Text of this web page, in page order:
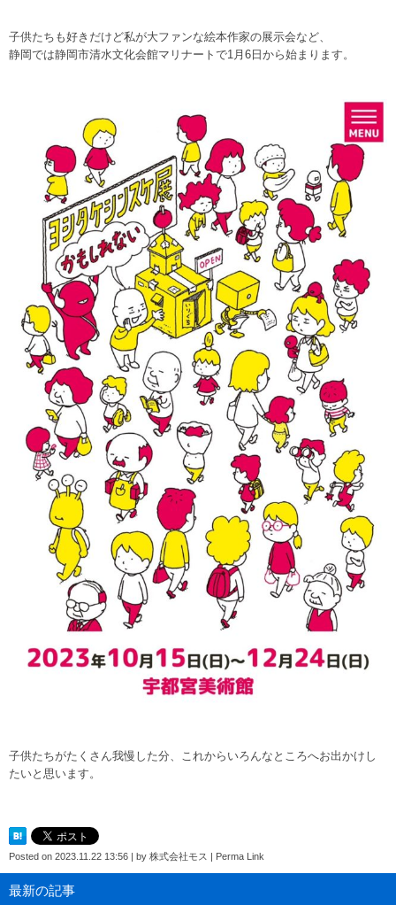
子供たちも好きだけど私が大ファンな絵本作家の展示会など、
静岡では静岡市清水文化会館マリナートで1月6日から始まります。
子供たちがたくさん我慢した分、これからいろんなところへお出かけし
たいと思います。
Posted on 2023.11.22 13:56 | by 株式会社モス | Perma Link
最新の記事